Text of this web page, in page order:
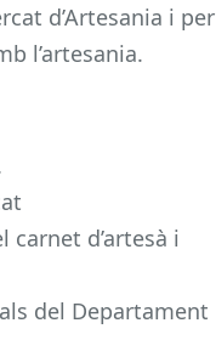
d’Artesania i per
l’artesania.
d’artesà i
del Departament